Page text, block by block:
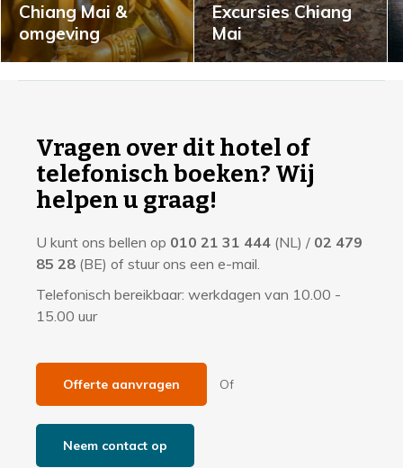
Chiang Mai &
omgeving
Excursies Chiang
Mai
Vragen over dit hotel of
telefonisch boeken? Wij
helpen u graag!
U kunt ons bellen op 010 21 31 444 (NL) / 02 479
85 28 (BE) of stuur ons een e-mail.
Telefonisch bereikbaar: werkdagen van 10.00 -
15.00 uur
Offerte aanvragen Of
Neem contact op